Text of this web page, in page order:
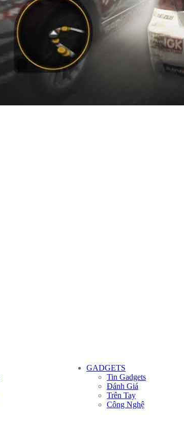
GADGETS
Tin Gadgets
Đánh Giá
Trên Tay
Công Nghệ